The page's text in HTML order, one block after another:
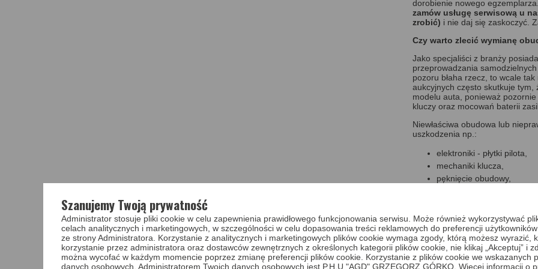
dorobienie nowego egzemplarza.
zamów usługę serwisową u
zrobić) i nie daj się zaskoczyć.
Czy warto zlecić wymianę
Jako specjaliści z branży
przeprowadzania
pozoru błaha rzecz, to wcale
aukcyjnych często skutkuje
modelu auta, ponieważ
kluczy oraz mocowań baterii
Niewłaściwa obudowa lub
uszkodzenia np.:
elektroniki - płytki pilota,
mechaniki klucza,
pęknięcie obudowy,
Powyższe uszkodzenia mogą
uruchomienia pojazdu.
Jak zlecić wykonanie
Szanujemy Twoją prywatność
Administrator stosuje pliki cookie w celu zapewnienia prawidłowego funkcjonowania serwisu. Może również wykorzystywać
celach analitycznych i marketingowych, w szczególności w celu dopasowania treści reklamowych do preferencji
ze strony Administratora. Korzystanie z analitycznych i marketingowych plików cookie wymaga zgody, którą możesz wyrazić,
korzystanie przez administratora oraz dostawców zewnętrznych z określonych kategorii plików cookie, nie klikaj „Akceptuj” i
można wycofać w każdym momencie poprzez zmianę preferencji plików cookie. Korzystanie z plików cookie we wskazanych
danych osobowych. Administratorem Twoich danych osobowych jest P.H.U "AGD" GRZEGORZ GÓRKO. Więcej informacji o